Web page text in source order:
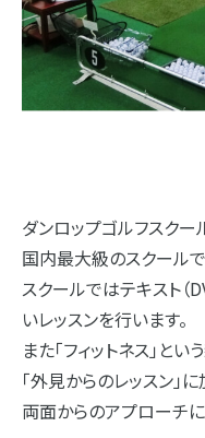
ダンロップゴルフスク
国内最大級のスクールで
スクールではテキスト（
いレッスンを行います。
また「フィットネス」と
「外見からのレッスン」
両面からのアプローチに